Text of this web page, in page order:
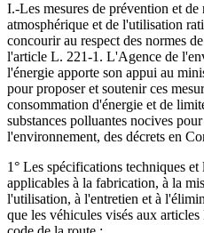
I.-Les mesures de prévention et
atmosphérique et de l'utilisation
concourir au respect des normes
l'article L. 221-1. L'Agence de
l'énergie apporte son appui au
pour proposer et soutenir ces
consommation d'énergie et de
substances polluantes nocives
l'environnement, des décrets en
1° Les spécifications techniques et
applicables à la fabrication, à la
l'utilisation, à l'entretien et à
que les véhicules visés aux